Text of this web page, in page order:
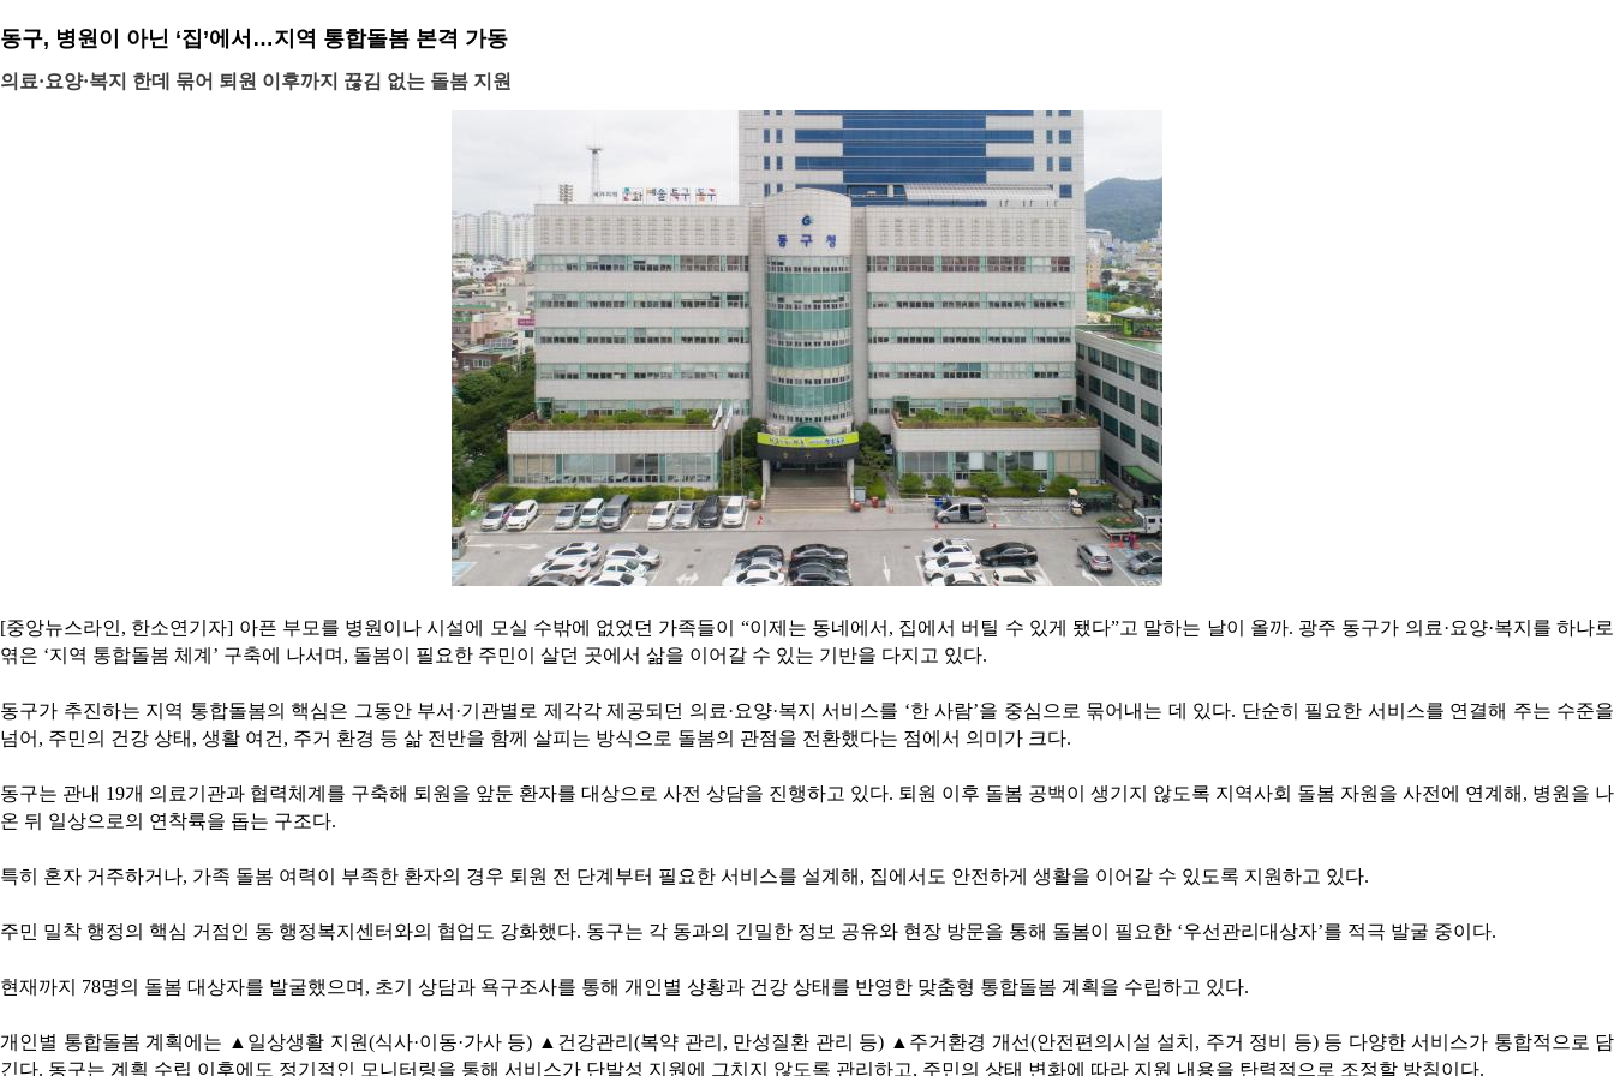
동구, 병원이 아닌 ‘집’에서…지역 통합돌봄 본격 가동
의료·요양·복지 한데 묶어 퇴원 이후까지 끊김 없는 돌봄 지원
[중앙뉴스라인, 한소연기자] 아픈 부모를 병원이나 시설에 모실 수밖에 없었던 가족들이 “이제는 동네에서, 집에서 버틸 수 있게 됐다”고 말하는 날이 올까. 광주 동구가 의료·요양·복지를 하나로
엮은 ‘지역 통합돌봄 체계’ 구축에 나서며, 돌봄이 필요한 주민이 살던 곳에서 삶을 이어갈 수 있는 기반을 다지고 있다.
동구가 추진하는 지역 통합돌봄의 핵심은 그동안 부서·기관별로 제각각 제공되던 의료·요양·복지 서비스를 ‘한 사람’을 중심으로 묶어내는 데 있다. 단순히 필요한 서비스를 연결해 주는 수준을
넘어, 주민의 건강 상태, 생활 여건, 주거 환경 등 삶 전반을 함께 살피는 방식으로 돌봄의 관점을 전환했다는 점에서 의미가 크다.
동구는 관내 19개 의료기관과 협력체계를 구축해 퇴원을 앞둔 환자를 대상으로 사전 상담을 진행하고 있다. 퇴원 이후 돌봄 공백이 생기지 않도록 지역사회 돌봄 자원을 사전에 연계해, 병원을 나
온 뒤 일상으로의 연착륙을 돕는 구조다.
특히 혼자 거주하거나, 가족 돌봄 여력이 부족한 환자의 경우 퇴원 전 단계부터 필요한 서비스를 설계해, 집에서도 안전하게 생활을 이어갈 수 있도록 지원하고 있다.
주민 밀착 행정의 핵심 거점인 동 행정복지센터와의 협업도 강화했다. 동구는 각 동과의 긴밀한 정보 공유와 현장 방문을 통해 돌봄이 필요한 ‘우선관리대상자’를 적극 발굴 중이다.
현재까지 78명의 돌봄 대상자를 발굴했으며, 초기 상담과 욕구조사를 통해 개인별 상황과 건강 상태를 반영한 맞춤형 통합돌봄 계획을 수립하고 있다.
개인별 통합돌봄 계획에는 ▲일상생활 지원(식사·이동·가사 등) ▲건강관리(복약 관리, 만성질환 관리 등) ▲주거환경 개선(안전편의시설 설치, 주거 정비 등) 등 다양한 서비스가 통합적으로 담
긴다. 동구는 계획 수립 이후에도 정기적인 모니터링을 통해 서비스가 단발성 지원에 그치지 않도록 관리하고, 주민의 상태 변화에 따라 지원 내용을 탄력적으로 조정할 방침이다.